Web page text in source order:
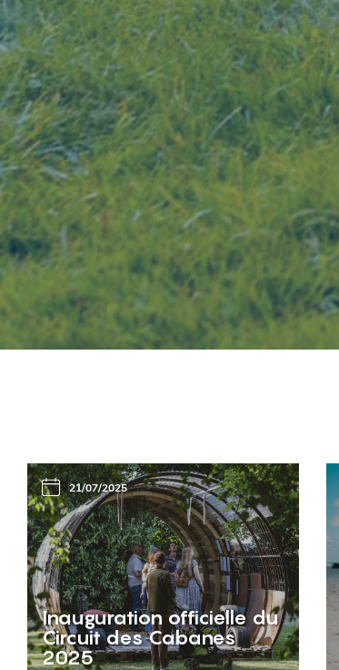
21/07/2025
Inauguration officielle du
Circuit des Cabanes
2025